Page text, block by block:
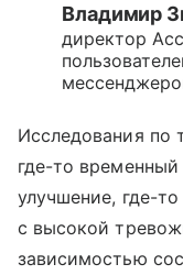
Владимир
директор
Исследования по
где-то
улучшение, где-
с высокой
зависимостью